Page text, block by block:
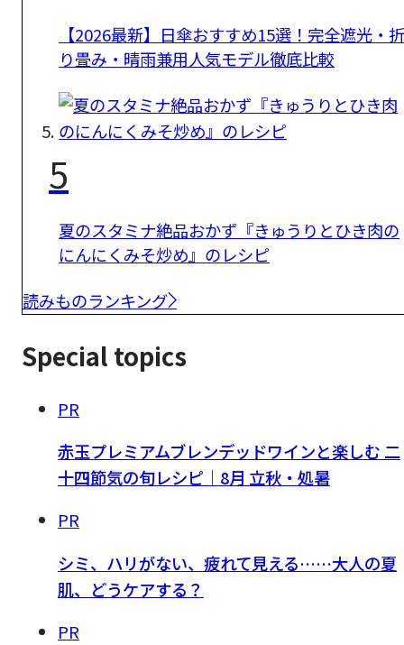
【2026最新】日傘おすすめ15選！完全遮光・折
り畳み・晴雨兼用人気モデル徹底比較
5
夏のスタミナ絶品おかず『きゅうりとひき肉の
にんにくみそ炒め』のレシピ
読みものランキング
Special topics
PR
赤玉プレミアムブレンデッドワインと楽しむ 二
十四節気の旬レシピ｜8月 立秋・処暑
PR
シミ、ハリがない、疲れて見える……大人の夏
肌、どうケアする？
PR